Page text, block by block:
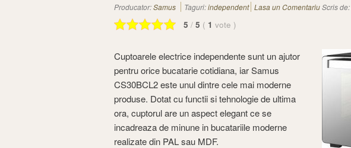
Producator:Samus Taguri:independent Lasa un ComentariuScris de:
5 / 5 ( 1 vote )
Cuptoarele electrice independente sunt un ajutor
pentru orice bucatarie cotidiana, iar Samus
CS30BCL2 este unul dintre cele mai moderne
produse. Dotat cu functii si tehnologie de ultima
ora, cuptorul are un aspect elegant ce se
incadreaza de minune in bucatariile moderne
realizate din PAL sau MDF.